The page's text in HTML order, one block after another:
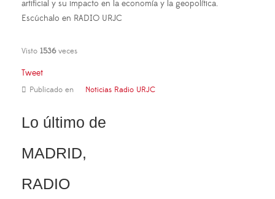
artificial y su impacto en la economía y la geopolítica.
Escúchalo en RADIO URJC
Visto 1536veces
Tweet
Publicado en Noticias Radio URJC
Lo último de
MADRID,
RADIO